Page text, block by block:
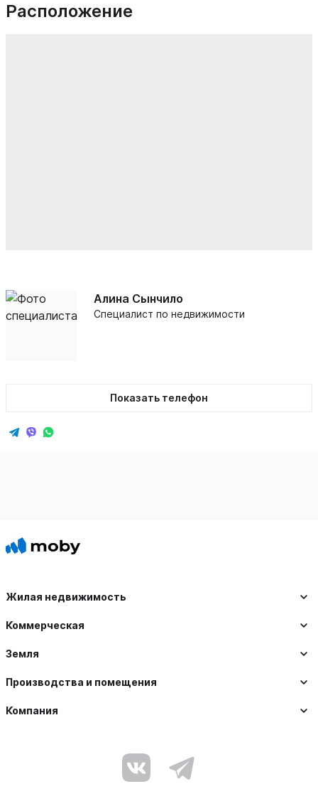
Расположение
Алина Сынчило
Специалист по недвижимости
Показать телефон
Жилая недвижимость
Коммерческая
Земля
Производства и помещения
Компания